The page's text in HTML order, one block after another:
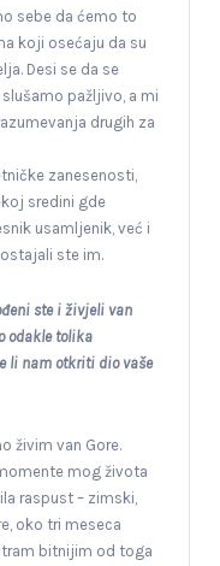
sebe da ćemo to
koji osećaju da su
Desi se da se
pažljivo, a mi
drugih za
zanesenosti,
sredini gde
usamljenik, već i
ste im.
ste i živjeli van
odakle tolika
li nam otkriti dio vaše
živim van Gore.
mog života
raspust – zimski,
oko tri meseca
bitnijim od toga